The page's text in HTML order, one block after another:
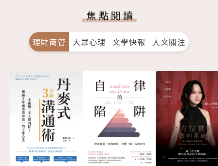
焦點閱讀
理財商管 大眾心理 文學快報 人文關注